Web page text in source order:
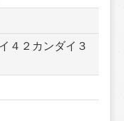
４２カンダイ３